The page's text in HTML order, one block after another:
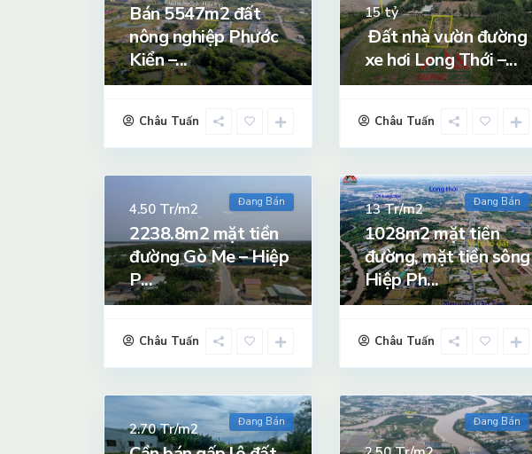
Bán 5547m2 đất
nông nghiệp Phước
Kiển –...
Châu Tuấn
15tỷ
Đất nhà vườn đường
xe hơi Long Thới –...
Châu Tuấn
Đang Bán
4.50 Tr/m2
2238.8m2 mặt tiền
đường Gò Me – Hiệp
P...
Châu Tuấn
Đang Bán
13Tr/m2
1028m2 mặt tiền
đường, mặt tiền sông
Hiệp Ph...
Châu Tuấn
Đang Bán
2.70Tr/m2 Đang Bán